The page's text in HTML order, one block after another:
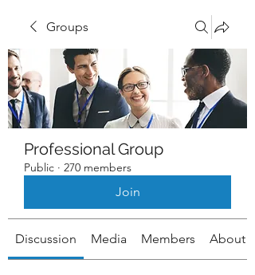
Groups
Professional Group
Public · 270 members
Join
Discussion Media Members About